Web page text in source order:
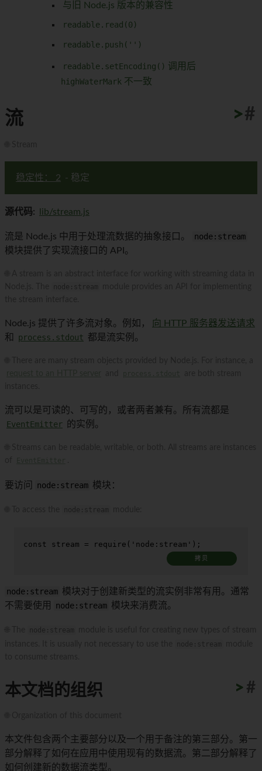
与旧 Node.js 版本的兼容性
readable.read(0)
readable.push('')
readable.setEncoding() 调用后
highWaterMark 不一致
流 #
>
>
>
>
>
>
>
>
>
>
稳定性： 2 - 稳定
源代码: lib/stream.js
流是 Node.js 中用于处理流数据的抽象接口。
node:stream
模块提供了实现流接口的 API。
Node.js 提供了许多流对象。例如，
向 HTTP 服务器发送请求
和
process.stdout 都是流实例。
流可以是可读的、可写的，或者两者兼有。所有流都是
EventEmitter
的实例。
要访问 node:stream 模块：
const stream = require ( 'node:stream' );
拷贝
node:stream 模块对于创建新类型的流实例非常有用。通常
不需要使用
node:stream 模块来消费流。
本文档的组织 #
>
>
>
>
>
>
>
>
>
>
本文件包含两个主要部分以及一个用于备注的第三部分。第一
部分解释了如何在应用中使用现有的数据流。第二部分解释了
如何创建新的数据流类型。